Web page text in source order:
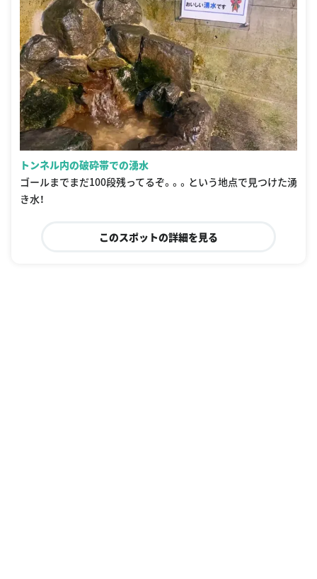
トンネル内の破砕帯での湧水
ゴールまでまだ100段残ってるぞ。。。という地点で見つけた湧
き水！
このスポットの詳細を見る